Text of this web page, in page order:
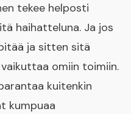
tekee helposti
haihatteluna. Ja jos
ja sitten sitä
omiin toimiin.
kuitenkin
kumpuaa